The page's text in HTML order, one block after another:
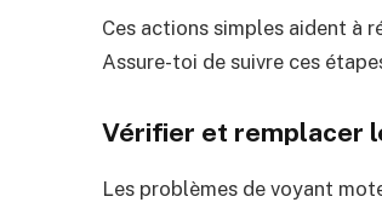
Ces actions simples aident à
Assure-toi de suivre ces
Vérifier et remplacer
Les problèmes de voyant